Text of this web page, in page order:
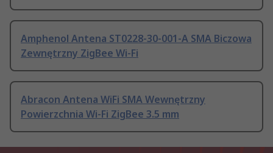
Amphenol Antena ST0228-30-001-A SMA Biczowa
Zewnętrzny ZigBee Wi-Fi
Abracon Antena WiFi SMA Wewnętrzny
Powierzchnia Wi-Fi ZigBee 3.5 mm